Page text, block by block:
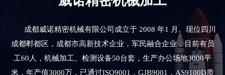
成都威诺精密机械有限公司成立于 2008 年1 月。现位四川
成都郫都区，成都市高新技术企业，军民融合企业，目前有员
工60人，机械加工、检测设备50台套，生产办公场地3000平
米，年产值3000万，已通过ISO9001，GJB9001，AS9100D质